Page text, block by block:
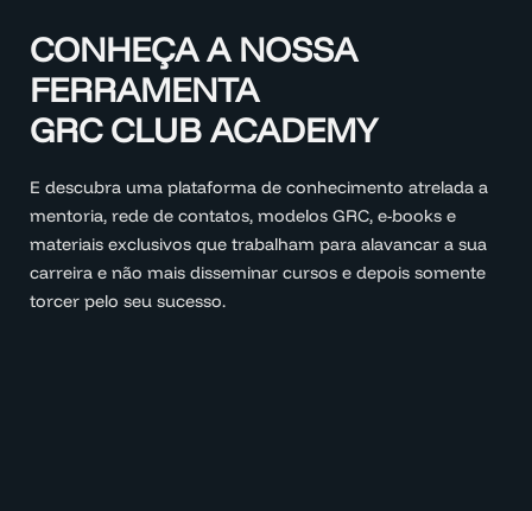
CONHEÇA A NOSSA
FERRAMENTA
GRC CLUB ACADEMY
E descubra uma plataforma de conhecimento atrelada a
mentoria, rede de contatos, modelos GRC, e-books e
materiais exclusivos que trabalham para alavancar a sua
carreira e não mais disseminar cursos e depois somente
torcer pelo seu sucesso.